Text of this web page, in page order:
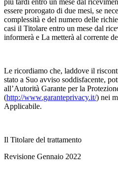
essere prorogato di due mesi, se
complessità e del numero delle
casi il Titolare entro un mese dal
informerà e La metterà al corrente
Le ricordiamo che, laddove il
stato a Suo avviso soddisfacente,
all’Autorità Garante per la
(http://www.garanteprivacy.it/) nei
Applicabile.
Il Titolare del trattamento
Revisione Gennaio 2022